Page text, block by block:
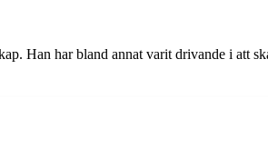
Han har bland annat varit drivande i att